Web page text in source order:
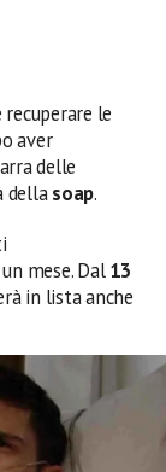
le
aver
delle
dellasoap.
mese. Dal13
in lista anche